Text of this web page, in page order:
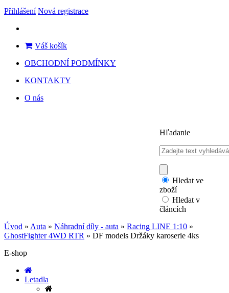
Přihlášení Nová registrace
Váš košík
OBCHODNÍ PODMÍNKY
KONTAKTY
O nás
Hľadanie
Hledat ve
zboží
Hledat v
článcích
Úvod » Auta » Náhradní díly - auta » Racing LINE 1:10 »
GhostFighter 4WD RTR » DF models Držáky karoserie 4ks
E-shop
Letadla